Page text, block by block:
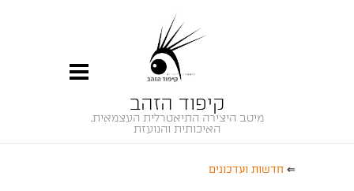
קיפוד הזהב
מיטב היצירה התיאטרלית העצמאית,
האיכותית והנועזת
⇐ חדשות ועדכונים